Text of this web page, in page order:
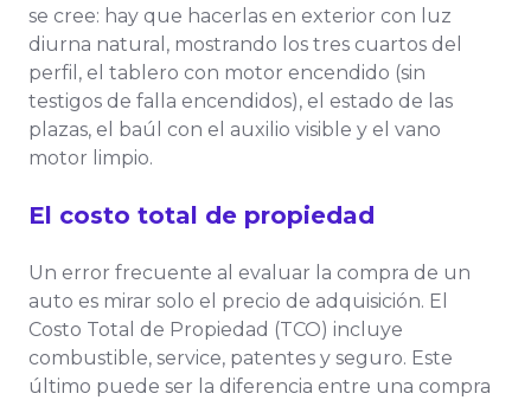
se cree: hay que hacerlas en exterior con luz
diurna natural, mostrando los tres cuartos del
perfil, el tablero con motor encendido (sin
testigos de falla encendidos), el estado de las
plazas, el baúl con el auxilio visible y el vano
motor limpio.
El costo total de propiedad
Un error frecuente al evaluar la compra de un
auto es mirar solo el precio de adquisición. El
Costo Total de Propiedad (TCO) incluye
combustible, service, patentes y seguro. Este
último puede ser la diferencia entre una compra